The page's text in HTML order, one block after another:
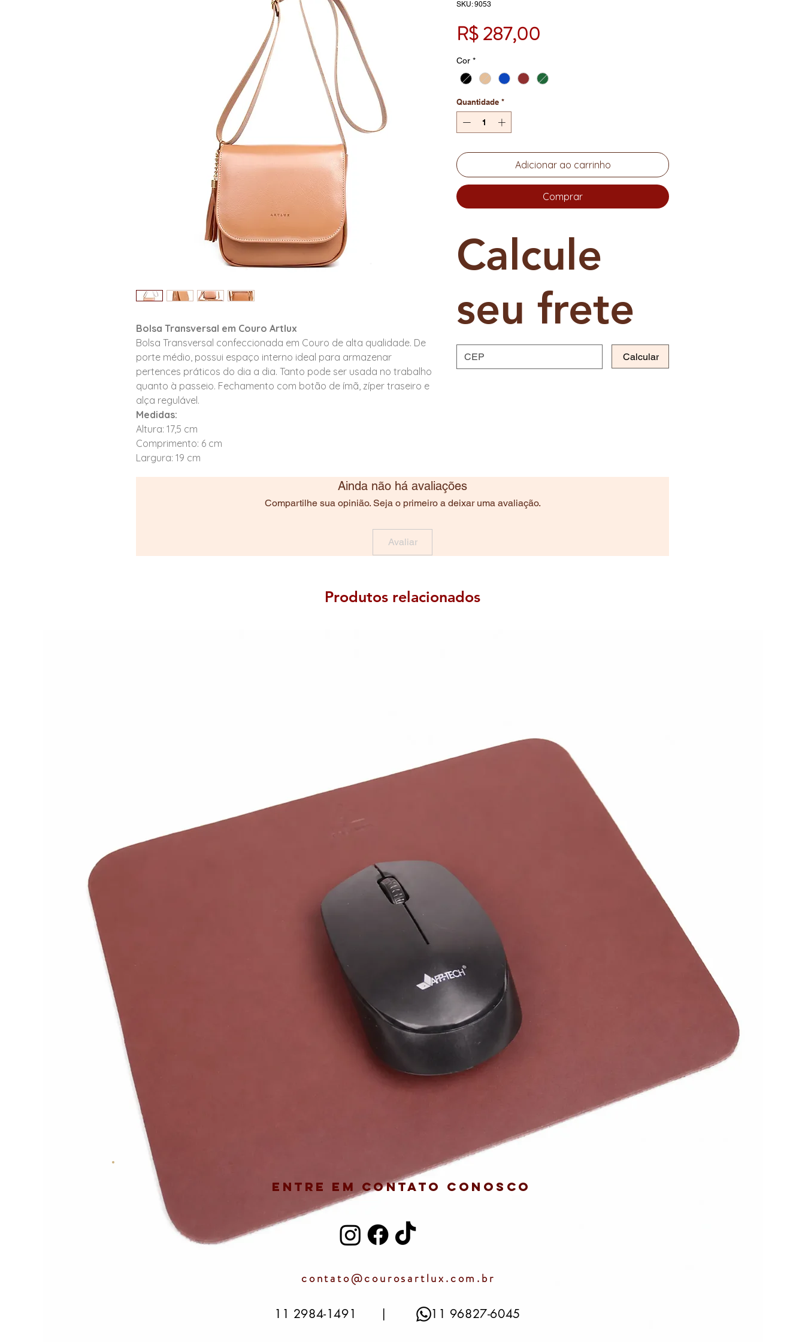
Bolsa Transversal em Couro Artlux
Bolsa Transversal confeccionada em Couro de alta qualidade. De
porte médio, possui espaço interno ideal para armazenar
pertences práticos do dia a dia. Tanto pode ser usada no trabalho
quanto à passeio. Fechamento com botão de ímã, zíper traseiro e
alça regulável.
Medidas:
Altura: 17,5 cm
Comprimento: 6 cm
Largura: 19 cm
SKU: 9053
R$ 287,00
Cor *
Quantidade *
Adicionar ao carrinho
Comprar
Calcule
seu frete
Calcular
Ainda não há avaliações
Compartilhe sua opinião. Seja o primeiro a deixar uma avaliação.
Avaliar
Produtos relacionados
Entre em contato conosco
contato@courosartlux.com.br
11 2984-1491 | 11 96827-6045